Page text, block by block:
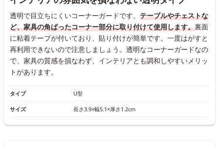
透明で目立ちにくいコーナーガードです。 テーブルやチェストな
ど、家具の角ばったコーナー部分に取り付けて使用します。裏面
に粘着テープが付いており、貼り付けが簡単です。一度はがすと
再利用できないので注意しましょう。透明なコーナーガードなの
で、家具の質感を損なわず、インテリアとも調和しやすいメリッ
トがあります。
タイプ U型
サイズ 長さ3.9×幅5.1×厚さ1.2cm